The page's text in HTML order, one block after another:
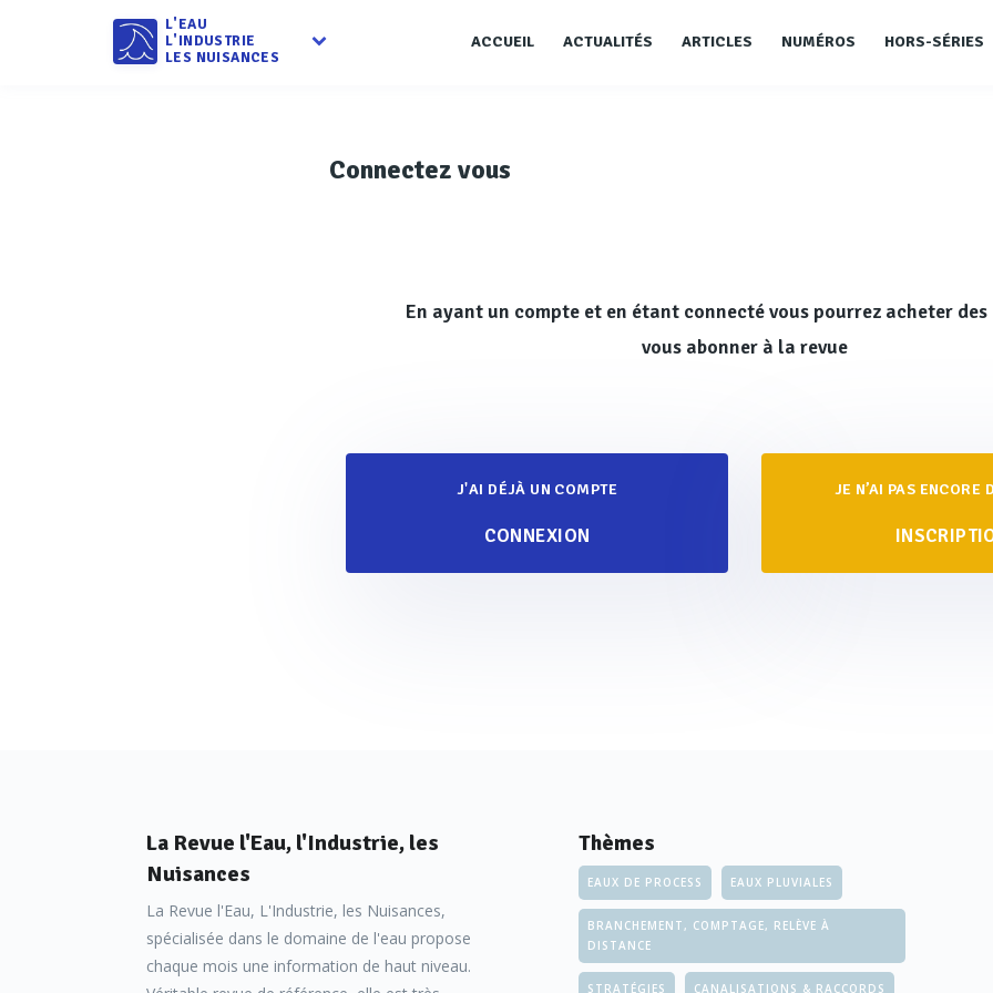
L'EAU
L'INDUSTRIE
LES NUISANCES
ACCUEIL ACTUALITÉS ARTICLES NUMÉROS HORS-SÉRIES
Connectez vous
En ayant un compte et en étant connecté vous pourrez acheter
vous abonner à la revue
J'AI DÉJÀ UN COMPTE
CONNEXION
JE N’AI PAS ENCORE
La Revue l'Eau, l'Industrie, les
Nuisances
La Revue l'Eau, L'Industrie, les Nuisances,
spécialisée dans le domaine de l'eau propose
chaque mois une information de haut niveau.
Thèmes
EAUX DE PROCESS EAUX PLUVIALES
BRANCHEMENT, COMPTAGE, RELÈVE À
DISTANCE
STRATÉGIES CANALISATIONS & RACCORDS